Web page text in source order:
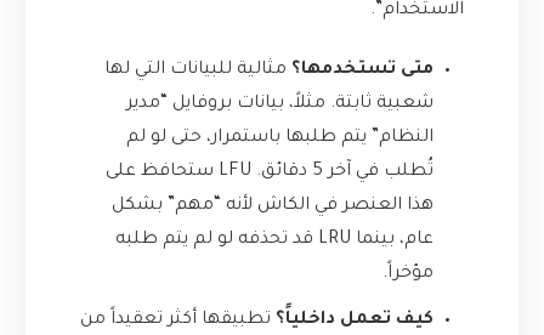
الاستخدام”.
متى تستخدمها؟ مثالية للبيانات التي لها
شعبية ثابتة. مثلاً، بيانات بروفايل “مدير
النظام” يتم طلبها باستمرار، حتى لو لم
تُطلب في آخر 5 دقائق. LFU ستحافظ على
هذا العنصر في الكاش لأنه “مهم” بشكل
عام، بينما LRU قد تحذفه لو لم يتم طلبه
مؤخراً.
كيف تعمل داخلياً؟ تطبيقها أكثر تعقيداً من